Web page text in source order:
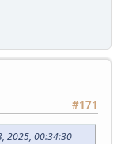
#171
2025, 00:34:30